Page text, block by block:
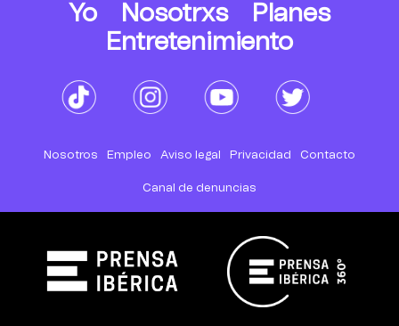
Yo Nosotrxs
Planes
Entretenimiento
Nosotros Empleo Aviso legal Privacidad Contacto
Canal de denuncias